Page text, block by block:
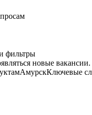
фильтры
новые
АмурскКлючевые